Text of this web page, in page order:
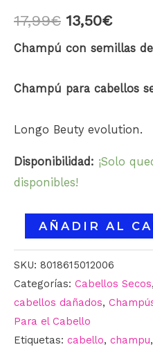
17,99€ 13,50€
Champú con semillas
Champú para cabellos
Longo Beuty evolution.
Disponibilidad: ¡Solo
disponibles!
AÑADIR AL
SKU: 8018615012006
Categorías: Cabellos Secos,
cabellos dañados,
Para el Cabello
Etiquetas: cabello, champu,